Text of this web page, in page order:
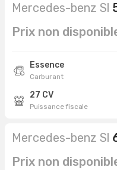
Mercedes-benz Sl
Prix non
Essence
Carburant
27 CV
Puissance fiscale
Mercedes-benz Sl
Prix non